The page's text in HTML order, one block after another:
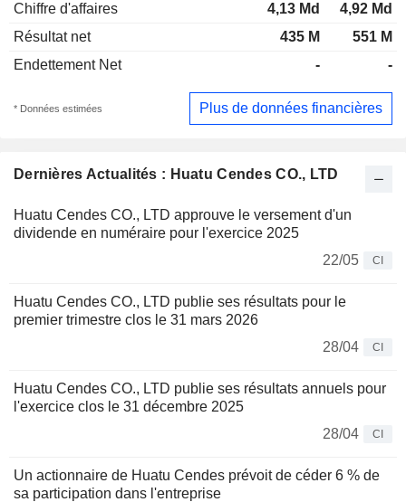
Dernières Actualités : Huatu Cendes CO., LTD
Huatu Cendes CO., LTD approuve le versement d'un
dividende en numéraire pour l'exercice 2025
22/05
CI
Huatu Cendes CO., LTD publie ses résultats pour le
premier trimestre clos le 31 mars 2026
28/04
CI
Huatu Cendes CO., LTD publie ses résultats annuels pour
l'exercice clos le 31 décembre 2025
28/04
CI
Un actionnaire de Huatu Cendes prévoit de céder 6 % de
sa participation dans l'entreprise
Chiffre d'affaires
4,13 Md
4,92 Md
Résultat net
435 M
551 M
Endettement Net
- -
* Données estimées Plus de données financières